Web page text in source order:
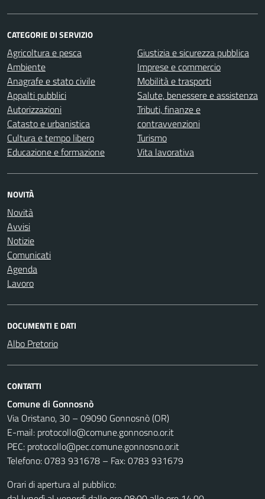
CATEGORIE DI SERVIZIO
Agricoltura e pesca
Ambiente
Anagrafe e stato civile
Appalti pubblici
Autorizzazioni
Catasto e urbanistica
Cultura e tempo libero
Educazione e formazione
Giustizia e sicurezza pubblica
Imprese e commercio
Mobilità e trasporti
Salute, benessere e assistenza
Tributi, finanze e
contravvenzioni
Turismo
Vita lavorativa
NOVITÀ
Novità
Avvisi
Notizie
Comunicati
Agenda
Lavoro
DOCUMENTI E DATI
Albo Pretorio
CONTATTI
Comune di Gonnosnò
Via Oristano, 30 – 09090 Gonnosnò (OR)
E-mail: protocollo@comune.gonnosno.or.it
PEC: protocollo@pec.comune.gonnosno.or.it
Telefono: 0783 931678 – Fax: 0783 931679
Orari di apertura al pubblico: